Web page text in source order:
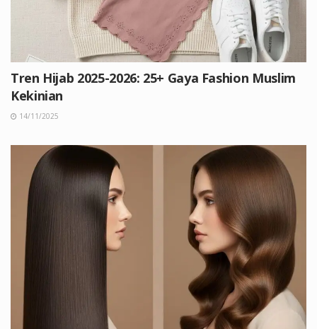
Tren Hijab 2025-2026: 25+ Gaya Fashion Muslim
Kekinian
14/11/2025